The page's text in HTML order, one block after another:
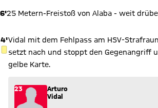
6'25 Metern-Freistoß von Alaba - weit
4'
GELBE KARTE
Vidal mit dem Fehlpass am HSV-
setzt nach und stoppt den Gegenangriff
gelbe Karte.
23
Arturo
Vidal